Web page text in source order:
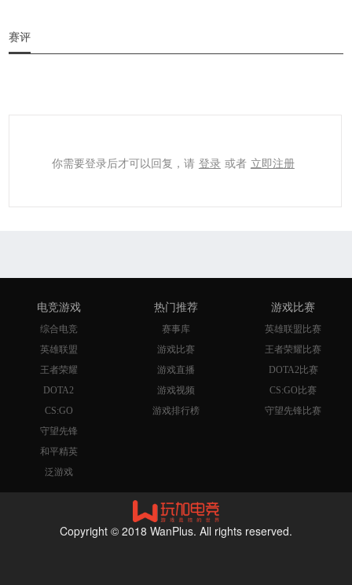
赛评
你需要登录后才可以回复，请 登录 或者 立即注册
电竞游戏
综合电竞
英雄联盟
王者荣耀
DOTA2
CS:GO
守望先锋
和平精英
泛游戏
热门推荐
赛事库
游戏比赛
游戏直播
游戏视频
游戏排行榜
游戏比赛
英雄联盟比赛
王者荣耀比赛
DOTA2比赛
CS:GO比赛
守望先锋比赛
Copyright © 2018 WanPlus. All rights reserved.